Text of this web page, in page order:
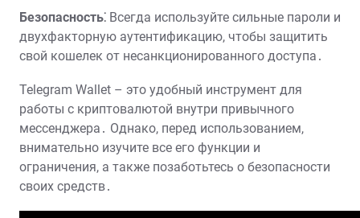
Безопасность⁚ Всегда используйте сильные пароли и
двухфакторную аутентификацию, чтобы защитить
свой кошелек от несанкционированного доступа․
Telegram Wallet – это удобный инструмент для
работы с криптовалютой внутри привычного
мессенджера․ Однако, перед использованием,
внимательно изучите все его функции и
ограничения, а также позаботьтесь о безопасности
своих средств․